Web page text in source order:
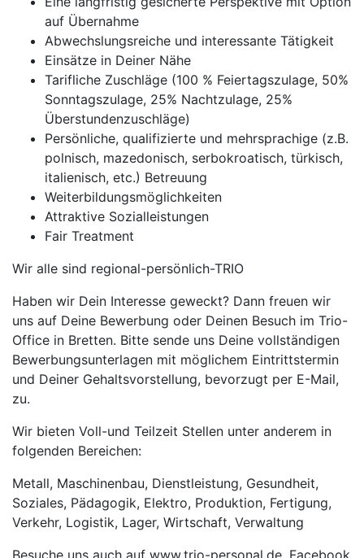
auf Übernahme
Abwechslungsreiche und interessante Tätigkeit
Einsätze in Deiner Nähe
Tarifliche Zuschläge (100 % Feiertagszulage, 50%
Sonntagszulage, 25% Nachtzulage, 25%
Überstundenzuschläge)
Persönliche, qualifizierte und mehrsprachige (z.B.
polnisch, mazedonisch, serbokroatisch, türkisch,
italienisch, etc.) Betreuung
Weiterbildungsmöglichkeiten
Attraktive Sozialleistungen
Fair Treatment
Wir alle sind regional-persönlich-TRIO
Haben wir Dein Interesse geweckt? Dann freuen wir
uns auf Deine Bewerbung oder Deinen Besuch im Trio-
Office in Bretten. Bitte sende uns Deine vollständigen
Bewerbungsunterlagen mit möglichem Eintrittstermin
und Deiner Gehaltsvorstellung, bevorzugt per E-Mail,
zu.
Wir bieten Voll-und Teilzeit Stellen unter anderem in
folgenden Bereichen:
Metall, Maschinenbau, Dienstleistung, Gesundheit,
Soziales, Pädagogik, Elektro, Produktion, Fertigung,
Verkehr, Logistik, Lager, Wirtschaft, Verwaltung
Besuche uns auch auf www.trio-personal.de, Facebook